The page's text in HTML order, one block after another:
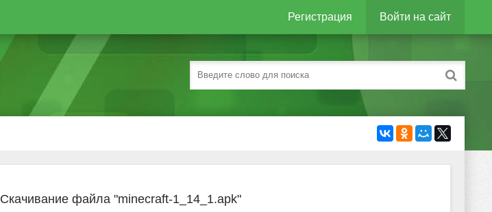
Регистрация Войти на сайт
Скачивание файла "minecraft-1_14_1.apk"